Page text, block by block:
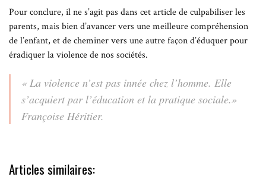
Pour conclure, il ne s’agit pas dans cet article de culpabiliser les
parents, mais bien d’avancer vers une meilleure compréhension
de l’enfant, et de cheminer vers une autre façon d’éduquer pour
éradiquer la violence de nos sociétés.
« La violence n’est pas innée chez l’homme. Elle
s’acquiert par l’éducation et la pratique sociale.»
Françoise Héritier.
Articles similaires: